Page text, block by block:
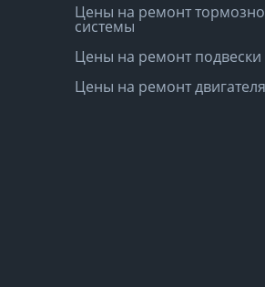
Цены на ремонт
системы
Цены на ремонт подвески
Цены на ремонт двигателя